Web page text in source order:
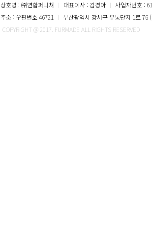
상호명 : ㈜연합퍼니쳐 ㅣ 대표이사 : 김경아 ㅣ 사업자번호 :
주소 : 우편번호 46721
ㅣ 부산광역시 강서구 유통단지 1로 76
COPYRIGHT @ 2017. FURMADE ALL RIGHTS RESERVED